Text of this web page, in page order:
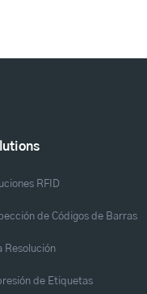
RFID
de Códigos de Barras
Resolución
de Etiquetas